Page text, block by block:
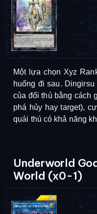
Một lựa chọn Xyz
huống đi sau.
của đối thủ bằng cách
phá hủy hay target),
quái thú có khả năng
Underworld
World (x0-1)